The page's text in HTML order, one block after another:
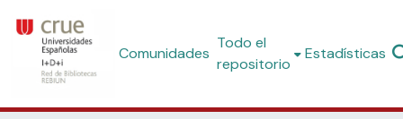
Comunidades
Todo el
repositorio
Estadísticas